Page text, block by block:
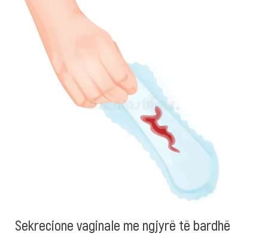
Sekrecione vaginale me ngjyrë të bardhë